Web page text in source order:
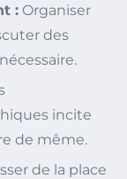
: Organiser
des
incite
de même.
de la place